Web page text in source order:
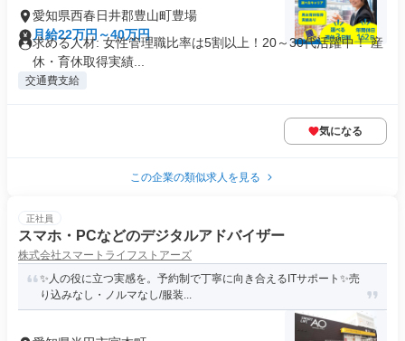
愛知県西春日井郡豊山町豊場
月給22万円～40万円
求める人材: 女性管理職比率は5割以上！20～30代活躍中！ 産
休・育休取得実績...
交通費支給
気になる
この企業の類似求人を見る
正社員
スマホ・PCなどのデジタルアドバイザー
株式会社スマートライフストアーズ
✨人の役に立つ実感を。予約制で丁寧に向き合えるITサポート✨売
り込みなし・ノルマなし/服装...